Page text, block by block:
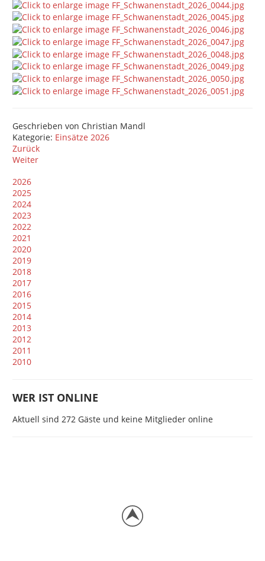
Geschrieben von Christian Mandl
Kategorie: Einsätze 2026
Zurück
Weiter
2026
2025
2024
2023
2022
2021
2020
2019
2018
2017
2016
2015
2014
2013
2012
2011
2010
WER IST ONLINE
Aktuell sind 272 Gäste und keine Mitglieder online